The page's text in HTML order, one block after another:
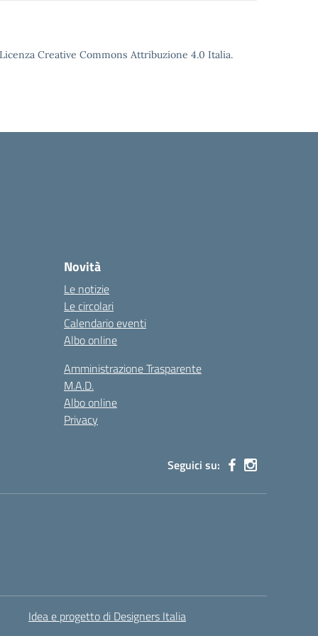
Creative Commons Attribuzione 4.0 Italia.
Novità
Le notizie
Le circolari
Calendario eventi
Albo online
Amministrazione Trasparente
M.A.D.
Albo online
Privacy
Seguici su:
Idea e progetto di Designers Italia